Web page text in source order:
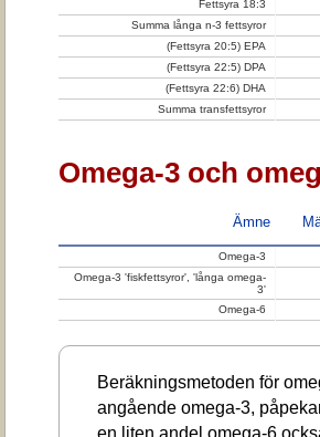
Fettsyra 18:3
Summa långa n-3 fettsyror
(Fettsyra 20:5) EPA
(Fettsyra 22:5) DPA
(Fettsyra 22:6) DHA
Summa transfettsyror
Omega-3 och
Ämne
Omega-3
Omega-3 'fiskfettsyror', 'långa omega-
3'
Omega-6
Beräkningsmetoden för
angående omega-3,
en liten andel omega-6